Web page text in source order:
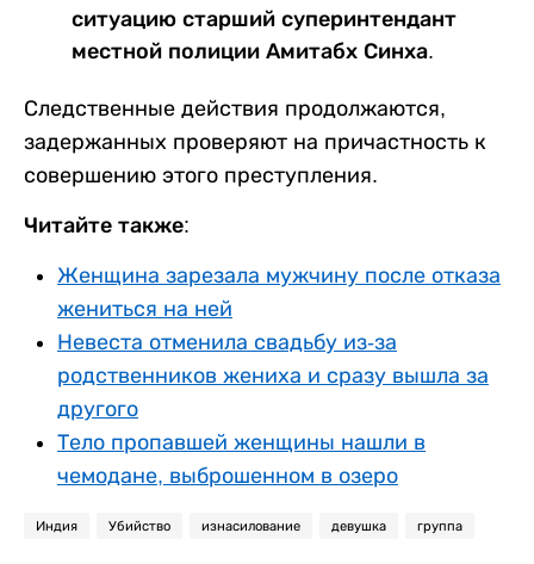
ситуацию старший суперинтендант
местной полиции Амитабх Синха.
Следственные действия продолжаются,
задержанных проверяют на причастность к
совершению этого преступления.
Читайте также:
Женщина зарезала мужчину после отказа
жениться на ней
Невеста отменила свадьбу из-за
родственников жениха и сразу вышла за
другого
Тело пропавшей женщины нашли в
чемодане, выброшенном в озеро
Индия Убийство изнасилование девушка группа